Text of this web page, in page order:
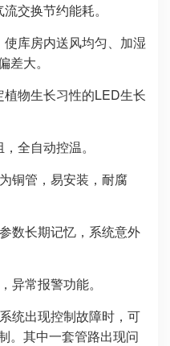
交换节约能耗。
库房内送风均匀、加湿
大。
物生长习性的LED生长
全自动控温。
铜管，易安装，耐腐
数长期记忆，系统意外
异常报警功能。
统出现控制故障时，可
。其中一套管路出现问